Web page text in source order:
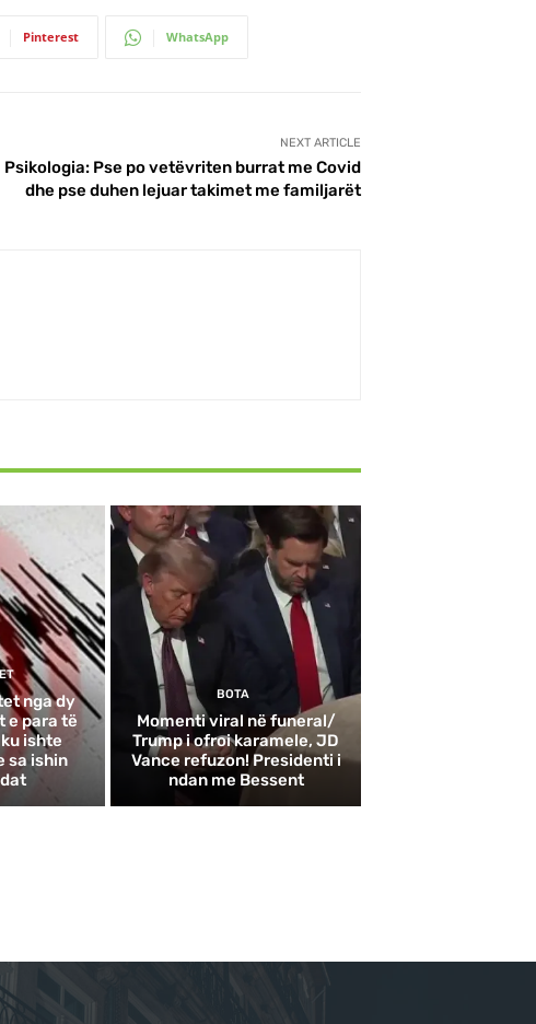
Pinterest WhatsApp
NEXT ARTICLE
Psikologia: Pse po vetëvriten burrat me Covid
dhe pse duhen lejuar takimet me familjarët
nga dy
e para të
ishte
sa ishin
BOTA
Momenti viral në funeral/
Trump i ofroi karamele, JD
Vance refuzon! Presidenti i
ndan me Bessent